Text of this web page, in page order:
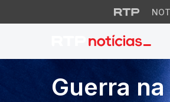
Rússia
Guerra